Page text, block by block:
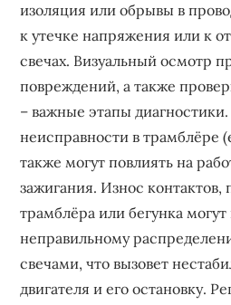
изоляция или обрывы в
к утечке напряжения или к
свечах. Визуальный осмотр
повреждений, а также
– важные этапы
неисправности в трамблёре
также могут повлиять на
зажигания. Износ
трамблёра или бегунка
неправильному
свечами, что вызовет
двигателя и его остановку.